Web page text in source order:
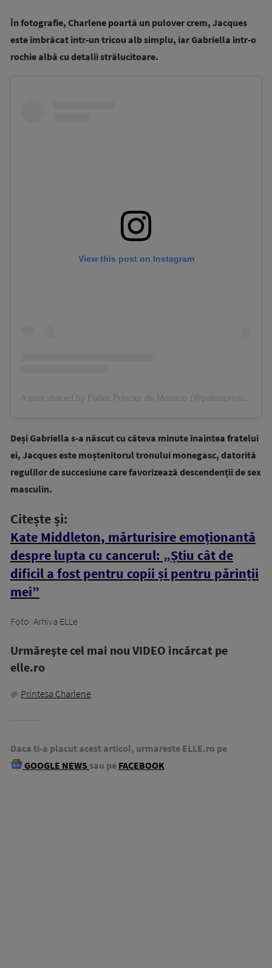
În fotografie, Charlene poartă un pulover crem, Jacques
este îmbrăcat într-un tricou alb simplu, iar Gabriella într-o
rochie albă cu detalii strălucitoare.
View this post on Instagram
A post shared by Palais Princier de Monaco (@palaisprincierdemonaco)
Deși Gabriella s-a născut cu câteva minute înaintea fratelui
ei, Jacques este moștenitorul tronului monegasc, datorită
regulilor de succesiune care favorizează descendenții de sex
masculin.
Citește și:
Kate Middleton, mărturisire emoționantă
despre lupta cu cancerul: „Știu cât de
dificil a fost pentru copii și pentru părinții
mei”
Foto: Arhiva ELLe
Urmăreşte cel mai nou VIDEO incărcat pe
elle.ro
Printesa Charlene
Daca ti-a placut acest articol, urmareste ELLE.ro pe
GOOGLE NEWS sau pe FACEBOOK